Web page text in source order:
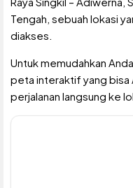
Tengah, sebuah lokasi
diakses.
Untuk memudahkan
peta interaktif yang bisa
perjalanan langsung ke